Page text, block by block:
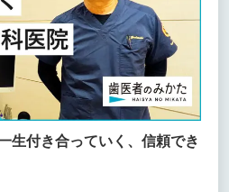
生付き合っていく、信頼でき